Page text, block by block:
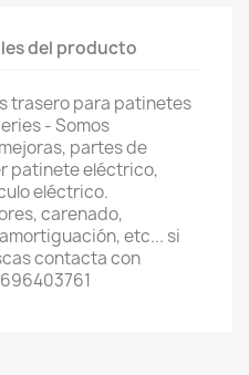
del producto
trasero para patinetes
- Somos
partes de
patinete eléctrico,
eléctrico.
carenado,
etc... si
contacta con